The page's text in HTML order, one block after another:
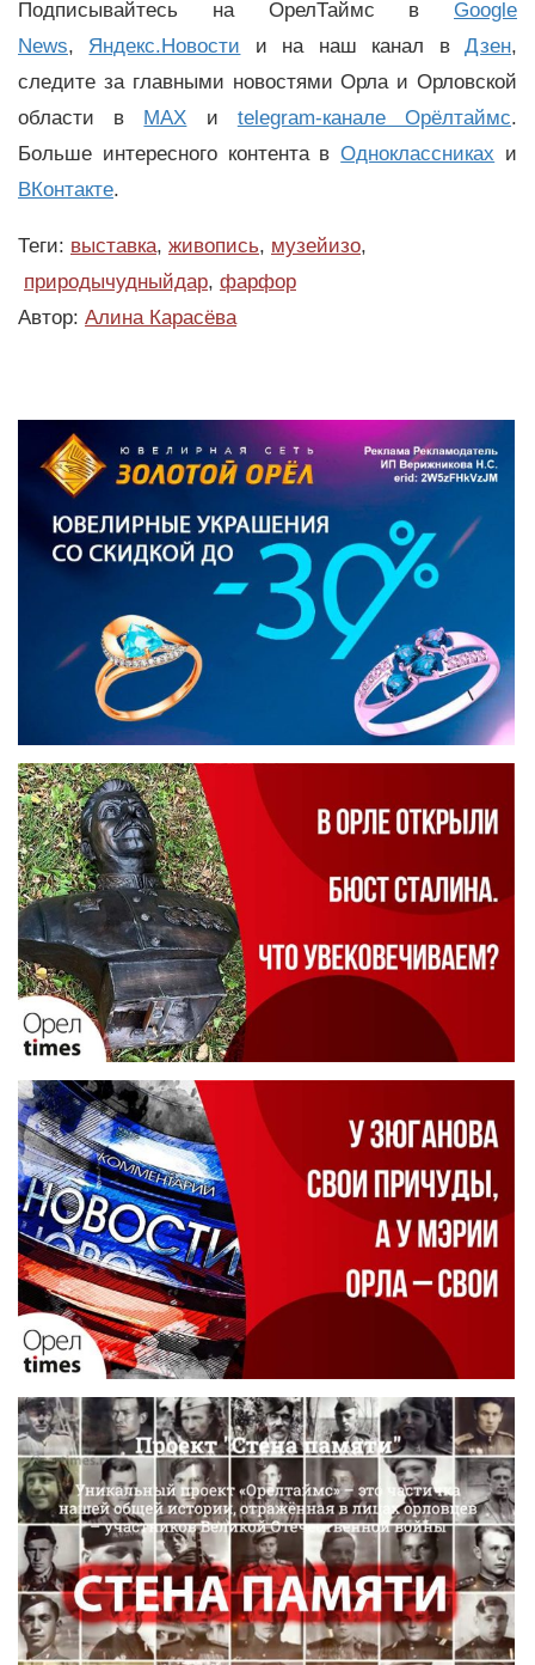
Подписывайтесь на ОрелТаймс в Google
News, Яндекс.Новости и на наш канал вДзен,
следите за главными новостями Орла и Орловской
области в MAX и telegram-канале Орёлтаймс.
Больше интересного контента вОдноклассниках и
ВКонтакте.
Теги: выставка, живопись, музейизо,
природычудныйдар, фарфор
Автор: Алина Карасёва